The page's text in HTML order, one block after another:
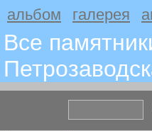
альбом галерея
Все